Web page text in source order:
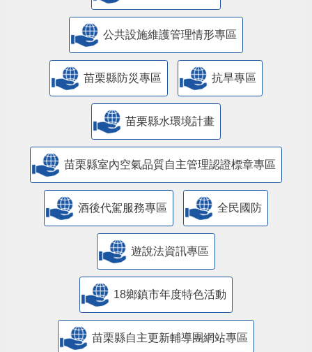
​公共設施維護管理情形專區
苗栗縣防災專區 抗旱專區
苗栗縣水環境計畫
苗栗縣室內空氣品質自主管理認證標章專區
酒後代駕服務專區 全民國防
遊說法資訊專區
18鄉鎮市年度特色活動
苗栗縣自主更新輔導團網站專區